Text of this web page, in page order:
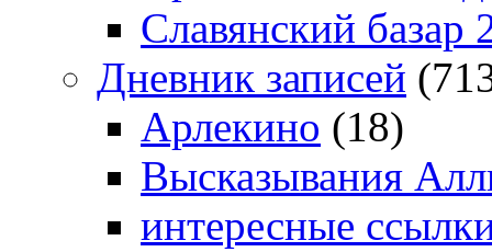
Славянский базар
Дневник записей
Арлекино (18)
Высказывания
интересные